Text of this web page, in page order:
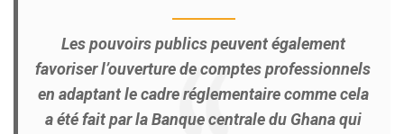
Les pouvoirs publics peuvent également
favoriser l’ouverture de comptes professionnels
en adaptant le cadre réglementaire comme cela
a été fait par la Banque centrale du Ghana qui